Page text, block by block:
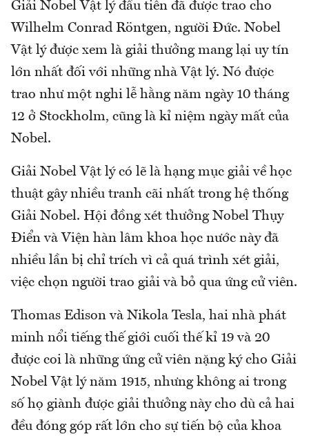
Giải Nobel Vật lý đầu tiên đã được trao cho
Wilhelm Conrad Röntgen, người Đức. Nobel
Vật lý được xem là giải thưởng mang lại uy tín
lớn nhất đối với những nhà Vật lý. Nó được
trao như một nghi lễ hằng năm ngày 10 tháng
12 ở Stockholm, cũng là kỉ niệm ngày mất của
Nobel.
Giải Nobel Vật lý có lẽ là hạng mục giải về học
thuật gây nhiều tranh cãi nhất trong hệ thống
Giải Nobel. Hội đồng xét thưởng Nobel Thụy
Điển và Viện hàn lâm khoa học nước này đã
nhiều lần bị chỉ trích vì cả quá trình xét giải,
việc chọn người trao giải và bỏ qua ứng cử viên.
Thomas Edison và Nikola Tesla, hai nhà phát
minh nổi tiếng thế giới cuối thế kỉ 19 và 20
được coi là những ứng cử viên nặng ký cho Giải
Nobel Vật lý năm 1915, nhưng không ai trong
số họ giành được giải thưởng này cho dù cả hai
đều đóng góp rất lớn cho sự tiến bộ của khoa